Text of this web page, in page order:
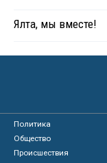
Ялта, мы вместе!
Политика
Общество
Происшествия